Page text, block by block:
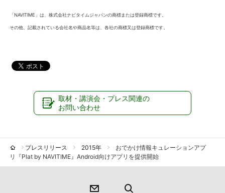
「NAVITIME」は、株式会社ナビタイムジャパンの商標または登録商標です。
その他、記載されている会社名や商品名等は、各社の商標又は登録商標です。
取材・講演会・プレス関連の
お問い合わせ
プレスリリース 2015年
おでかけ情報キュレーションアプ
リ『Plat by NAVITIME』Android向けアプリを提供開始